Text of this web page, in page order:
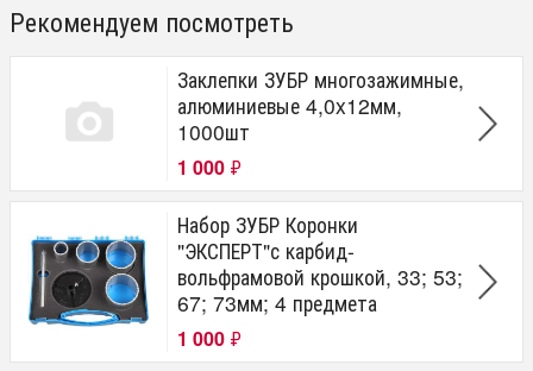
Рекомендуем посмотреть
Заклепки ЗУБР многозажимные,
алюминиевые 4,0x12мм,
1000шт
1 000 ₽
Набор ЗУБР Коронки
"ЭКСПЕРТ"с карбид-
вольфрамовой крошкой, 33; 53;
67; 73мм; 4 предмета
1 000 ₽